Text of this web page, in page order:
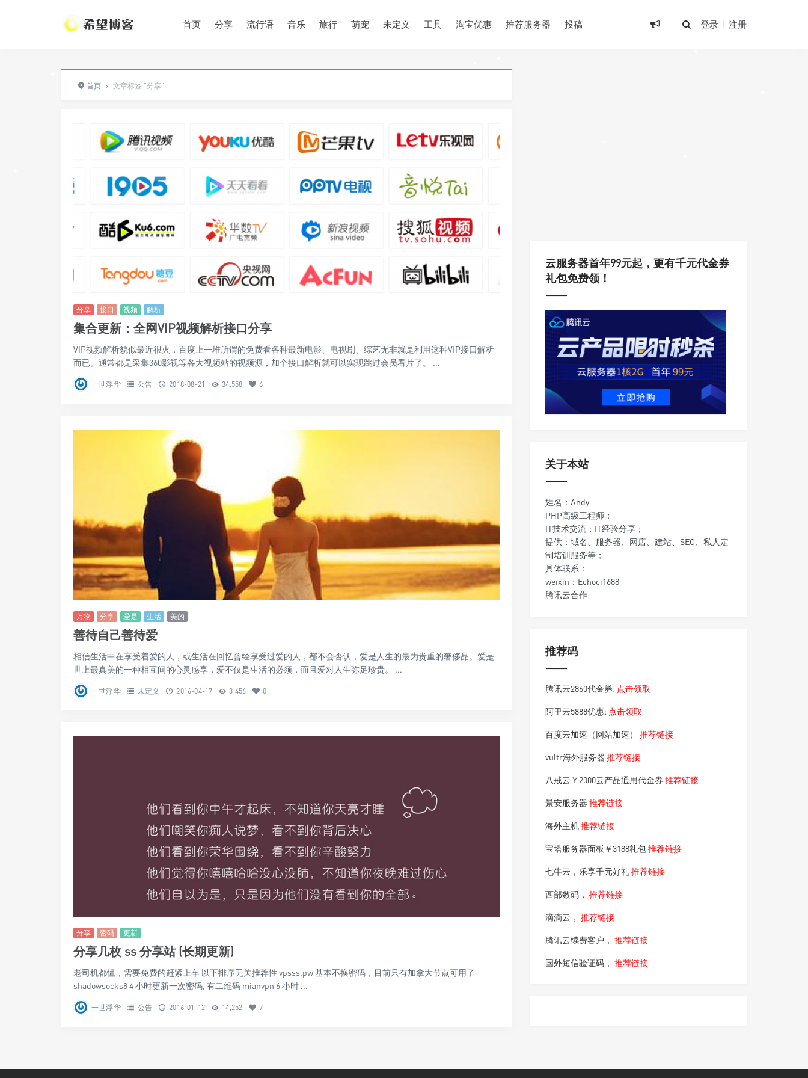
首页 分享 流行语 音乐 旅行 萌宠 未定义 工具 淘宝优惠 推荐服务器 投稿 登录 注册
首页 › 文章标签 "分享"
分享 接口 视频 解析
集合更新：全网VIP视频解析接口分享
VIP视频解析貌似最近很火，百度上一堆所谓的免费看各种最新电影、电视剧、综艺无非就是利用这种VIP接口解析
而已。通常都是采集360影视等各大视频站的视频源，加个接口解析就可以实现跳过会员看片了。 ...
一世浮华 公告 2018-08-21 34,558 6
万物 分享 爱是 生活 美的
善待自己善待爱
相信生活中在享受着爱的人，或生活在回忆曾经享受过爱的人，都不会否认，爱是人生的最为贵重的奢侈品。爱是
世上最真美的一种相互间的心灵感享，爱不仅是生活的必须，而且爱对人生弥足珍贵。 ...
一世浮华 未定义 2016-04-17 3,456 0
分享 密码 更新
分享几枚 ss 分享站 (长期更新)
老司机都懂，需要免费的赶紧上车 以下排序无关推荐性 vpsss.pw 基本不换密码，目前只有加拿大节点可用了
shadowsocks8 4 小时更新一次密码, 有二维码 mianvpn 6 小时 ...
一世浮华 公告 2016-01-12 14,252 7
云服务器首年99元起，更有千元代金券
礼包免费领！
关于本站
姓名：Andy
PHP高级工程师；
IT技术交流；IT经验分享；
提供：域名、服务器、网店、建站、SEO、私人定
制培训服务等；
具体联系：
weixin：Echoci1688
腾讯云合作
推荐码
腾讯云2860代金券: 点击领取
阿里云5888优惠: 点击领取
百度云加速（网站加速）推荐链接
vultr海外服务器推荐链接
八戒云￥2000云产品通用代金券推荐链接
景安服务器推荐链接
海外主机推荐链接
宝塔服务器面板￥3188礼包推荐链接
七牛云，乐享千元好礼推荐链接
西部数码，推荐链接
滴滴云，推荐链接
腾讯云续费客户，推荐链接
国外短信验证码，推荐链接
•
•
•